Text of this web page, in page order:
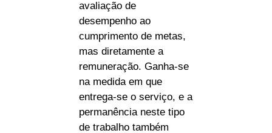
avaliação de
desempenho ao
cumprimento de metas,
mas diretamente a
remuneração. Ganha-se
na medida em que
entrega-se o serviço, e a
permanência neste tipo
de trabalho também